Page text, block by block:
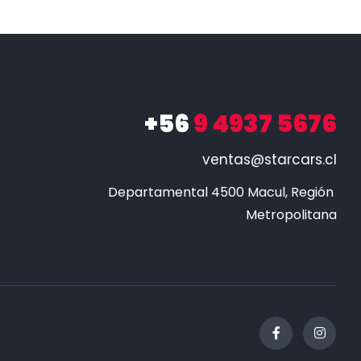
+569 4937 5676
ventas@starcars.cl
Departamental 4500 Macul, Región
Metropolitana